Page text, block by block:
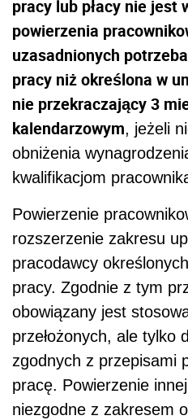
pracy lub płacy nie jest
powierzenia
uzasadnionych
pracy niż określona w
nie przekraczający 3
kalendarzowym, jeżeli
obniżenia
kwalifikacjom
Powierzenie
rozszerzenie zakresu
pracodawcy
pracy. Zgodnie z tym
obowiązany jest
przełożonych, ale tylko
zgodnych z przepisami
pracę. Powierzenie
niezgodne z zakresem